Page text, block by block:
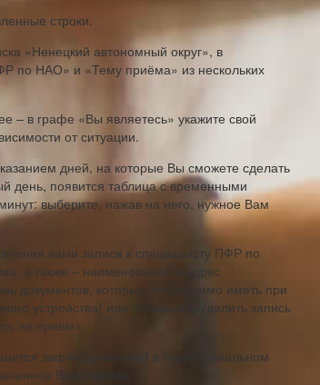
строки.
«Ненецкий автономный округ», в
по НАО» и «Тему приёма» из нескольких
– в графе «Вы являетесь» укажите свой
от ситуации.
дней, на которые Вы сможете сделать
день, появится таблица с временными
выберите, нажав на него, нужное Вам
вами записи к специалисту ПФР по
а также – наименование и адрес
документов, которые необходимо иметь при
устройства) или «Изменить/удалить запись
на приём».
зафиксированной в территориальном
Вами время.